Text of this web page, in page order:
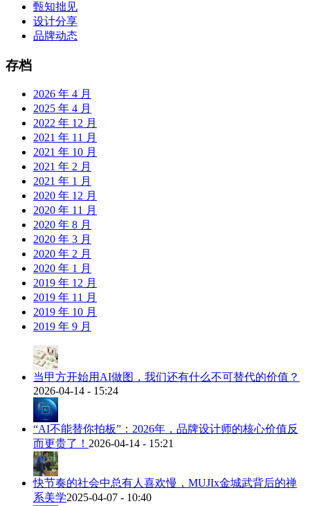
甄知拙见
设计分享
品牌动态
存档
2026 年 4 月
2025 年 4 月
2022 年 12 月
2021 年 11 月
2021 年 10 月
2021 年 2 月
2021 年 1 月
2020 年 12 月
2020 年 11 月
2020 年 8 月
2020 年 3 月
2020 年 2 月
2020 年 1 月
2019 年 12 月
2019 年 11 月
2019 年 10 月
2019 年 9 月
当甲方开始用AI做图，我们还有什么不可替代的价值？
2026-04-14 - 15:24
“AI不能替你拍板”：2026年，品牌设计师的核心价值反
而更贵了！ 2026-04-14 - 15:21
快节奏的社会中总有人喜欢慢，MUJIx金城武背后的禅
系美学2025-04-07 - 10:40